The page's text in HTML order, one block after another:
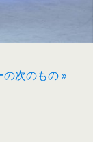
の次のもの »